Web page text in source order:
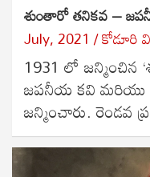
శుంతారో తనికవ –
July, 2021 కోడూరి
1931 లో జన్మించిన
జపనీయ కవి మరియు
జన్మించారు. రెండవ